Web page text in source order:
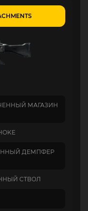
МАГАЗИН
ДЕМПФЕР
СТВОЛ